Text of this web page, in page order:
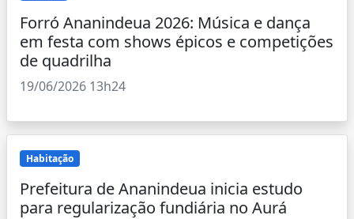
Forró Ananindeua 2026: Música e dança
em festa com shows épicos e competições
de quadrilha
19/06/2026 13h24
Habitação
Prefeitura de Ananindeua inicia estudo
para regularização fundiária no Aurá